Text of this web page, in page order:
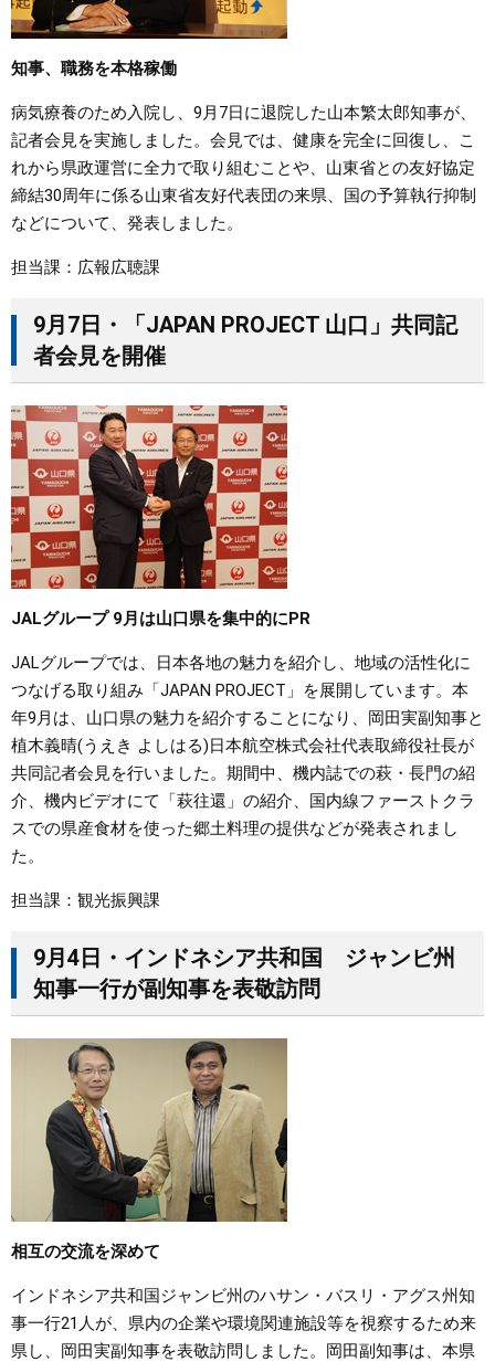
知事、職務を本格稼働
病気療養のため入院し、9月7日に退院した山本繁太郎知事が、
記者会見を実施しました。会見では、健康を完全に回復し、こ
れから県政運営に全力で取り組むことや、山東省との友好協定
締結30周年に係る山東省友好代表団の来県、国の予算執行抑制
などについて、発表しました。
担当課：広報広聴課
9月7日・「JAPAN PROJECT 山口」共同記
者会見を開催
JALグループ 9月は山口県を集中的にPR
JALグループでは、日本各地の魅力を紹介し、地域の活性化に
つなげる取り組み「JAPAN PROJECT」を展開しています。本
年9月は、山口県の魅力を紹介することになり、岡田実副知事と
植木義晴(うえき よしはる)日本航空株式会社代表取締役社長が
共同記者会見を行いました。期間中、機内誌での萩・長門の紹
介、機内ビデオにて「萩往還」の紹介、国内線ファーストクラ
スでの県産食材を使った郷土料理の提供などが発表されまし
た。
担当課：観光振興課
9月4日・インドネシア共和国 ジャンビ州
知事一行が副知事を表敬訪問
相互の交流を深めて
インドネシア共和国ジャンビ州のハサン・バスリ・アグス州知
事一行21人が、県内の企業や環境関連施設等を視察するため来
県し、岡田実副知事を表敬訪問しました。岡田副知事は、本県